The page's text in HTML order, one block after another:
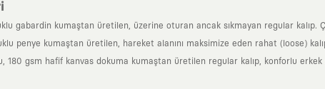
gabardin kumaştan üretilen, üzerine oturan ancak sıkmayan regular
penye kumaştan üretilen, hareket alanını maksimize eden rahat (loose)
180 gsm hafif kanvas dokuma kumaştan üretilen regular kalıp, konforlu